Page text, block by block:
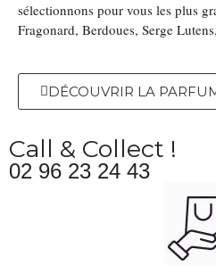
sélectionnons pour vous les plus
Fragonard, Berdoues, Serge
DÉCOUVRIR LA
Call & Collect !
02 96 23 24 43